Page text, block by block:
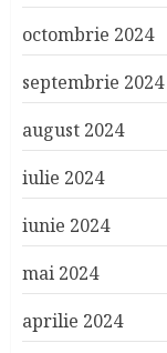
octombrie 2024
septembrie 2024
august 2024
iulie 2024
iunie 2024
mai 2024
aprilie 2024